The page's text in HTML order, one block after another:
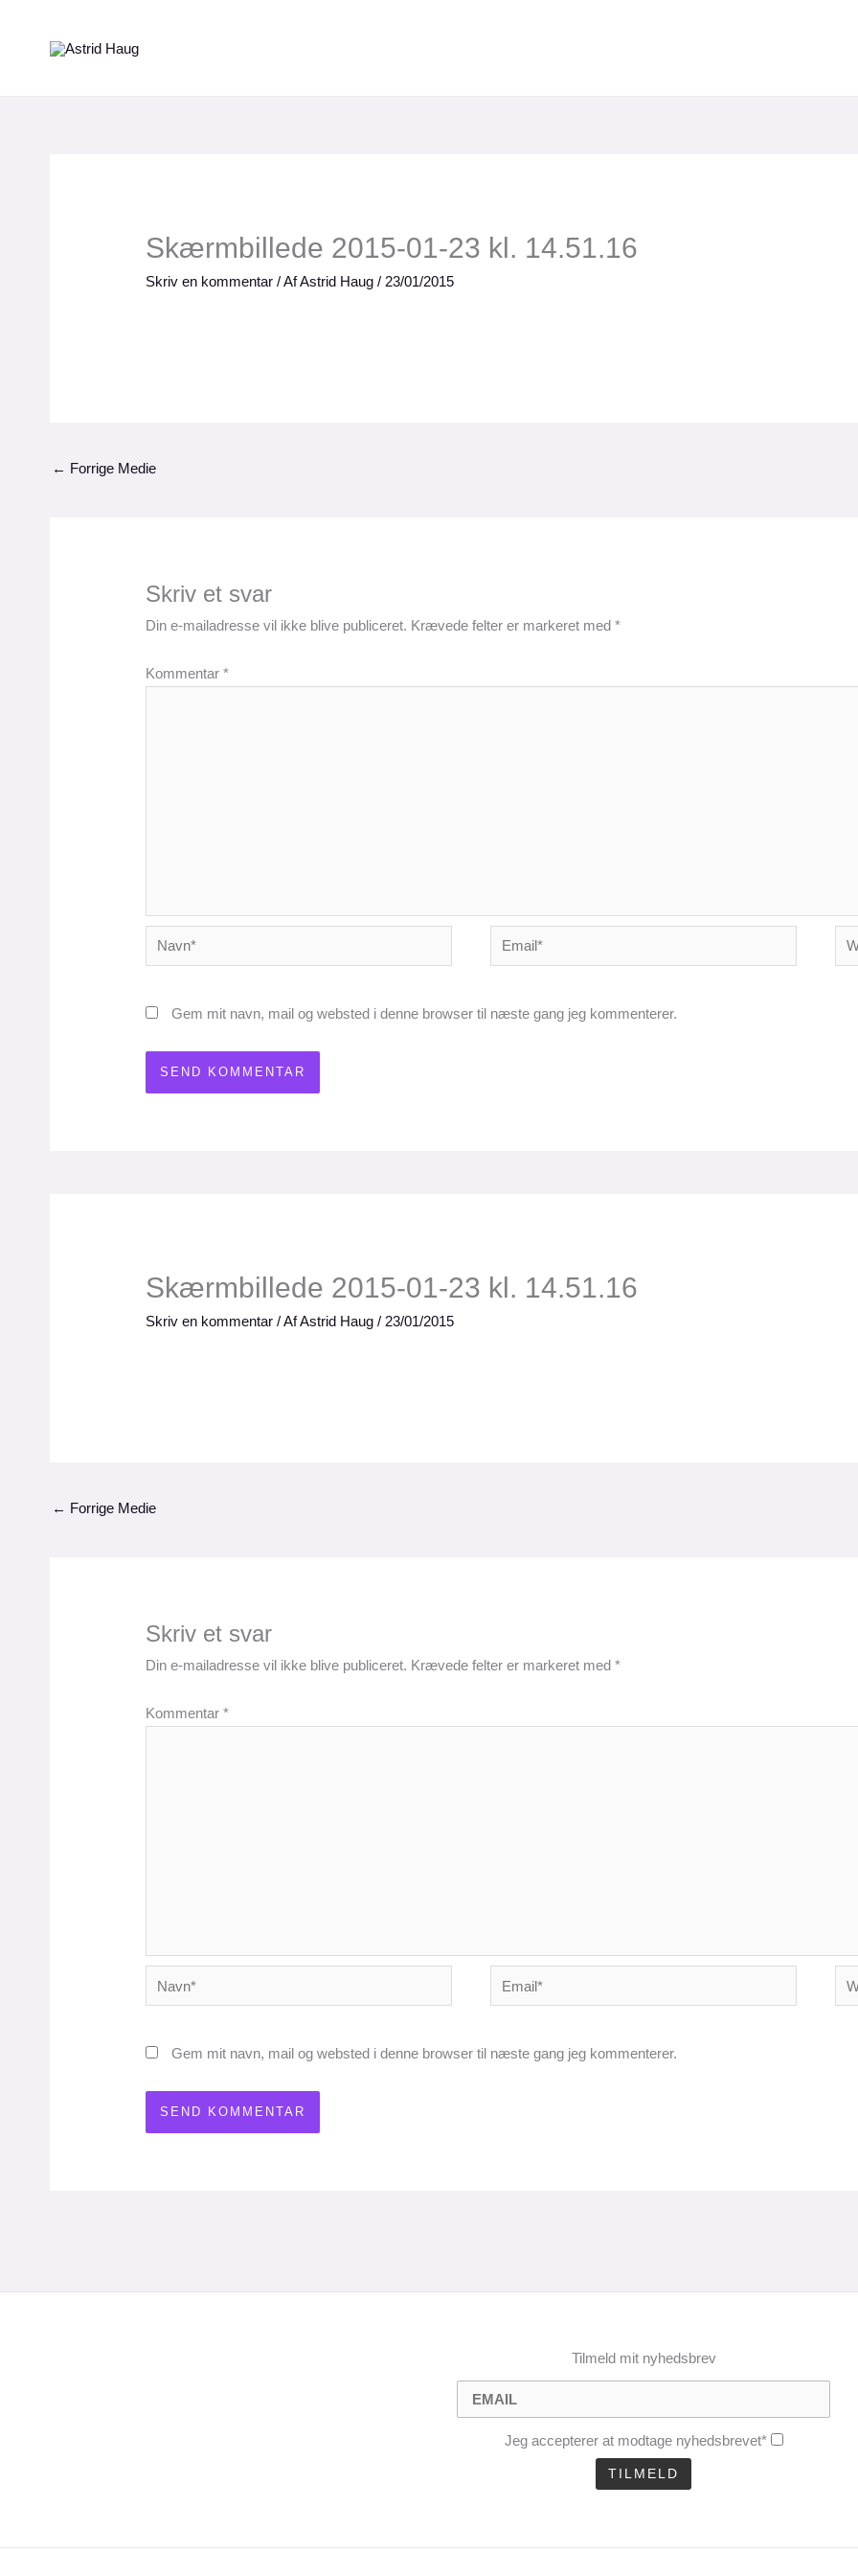
Skærmbillede 2015-01-23 kl. 14.51.16
Skriv en kommentar / AfAstrid Haug/ 23/01/2015
← Forrige Medie
Skriv et svar
Din e-mailadresse vil ikke blive publiceret. Krævede felter er markeret med*
Kommentar*
Navn* Email*
Gem mit navn, mail og websted i denne browser til næste gang jeg kommenterer.
Skærmbillede 2015-01-23 kl. 14.51.16
Skriv en kommentar / AfAstrid Haug/ 23/01/2015
← Forrige Medie
Skriv et svar
Din e-mailadresse vil ikke blive publiceret. Krævede felter er markeret med*
Kommentar*
Navn* Email*
Gem mit navn, mail og websted i denne browser til næste gang jeg kommenterer.
Tilmeld mit nyhedsbrev
Jeg accepterer at modtage nyhedsbrevet*